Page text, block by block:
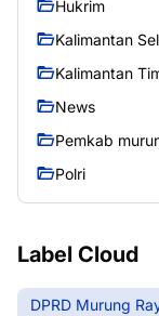
Hukrim
Kalimantan
Kalimantan
News
Pemkab
Polri
Label Cloud
DPRD Murung